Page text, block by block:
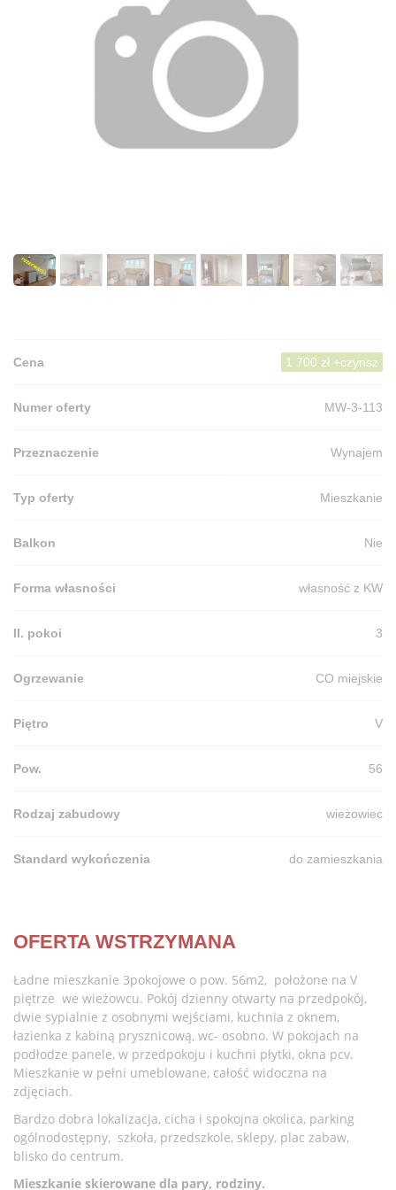
Cena 1 700 zł +czynsz
Numer oferty MW-3-113
Przeznaczenie Wynajem
Typ oferty Mieszkanie
Balkon Nie
Forma własności własność z KW
Il. pokoi 3
Ogrzewanie CO miejskie
Piętro V
Pow. 56
Rodzaj zabudowy wieżowiec
Standard wykończenia do zamieszkania
OFERTA WSTRZYMANA
Ładne mieszkanie 3pokojowe o pow. 56m2, położone na V
piętrze we wieżowcu. Pokój dzienny otwarty na przedpokój,
dwie sypialnie z osobnymi wejściami, kuchnia z oknem,
łazienka z kabiną prysznicową, wc- osobno. W pokojach na
podłodze panele, w przedpokoju i kuchni płytki, okna pcv.
Mieszkanie w pełni umeblowane, całość widoczna na
zdjęciach.
Bardzo dobra lokalizacja, cicha i spokojna okolica, parking
ogólnodostępny, szkoła, przedszkole, sklepy, plac zabaw,
blisko do centrum.
Mieszkanie skierowane dla pary, rodziny.